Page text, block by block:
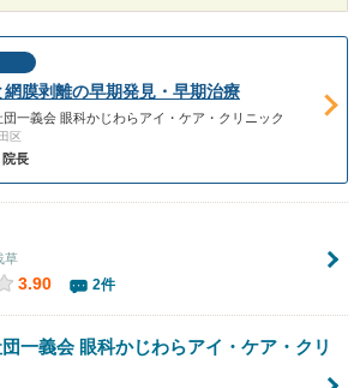
網膜剥離の早期発見・早期治療
一義会 眼科かじわらアイ・ケア・クリニック
区
院長
草
3.90 2件
一義会 眼科かじわらアイ・ケア・クリ